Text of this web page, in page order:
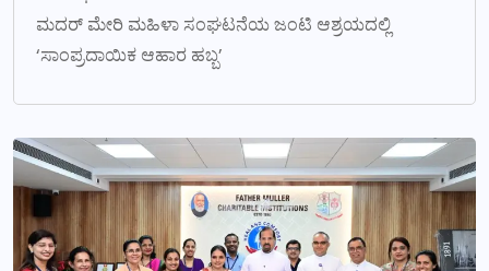
ಮದರ್ ಮೇರಿ ಮಹಿಳಾ ಸಂಘಟನೆಯ ಜಂಟಿ ಆಶ್ರಯದಲ್ಲಿ
‘ಸಾಂಪ್ರದಾಯಿಕ ಆಹಾರ ಹಬ್ಬ’